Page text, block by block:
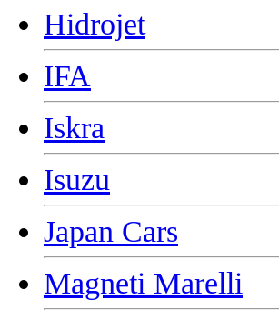
Hidrojet
IFA
Iskra
Isuzu
Japan Cars
Magneti Marelli